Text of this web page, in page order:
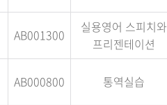
AB001300
실용영어 스피치와
프리젠테이션
AB000800 통역실습